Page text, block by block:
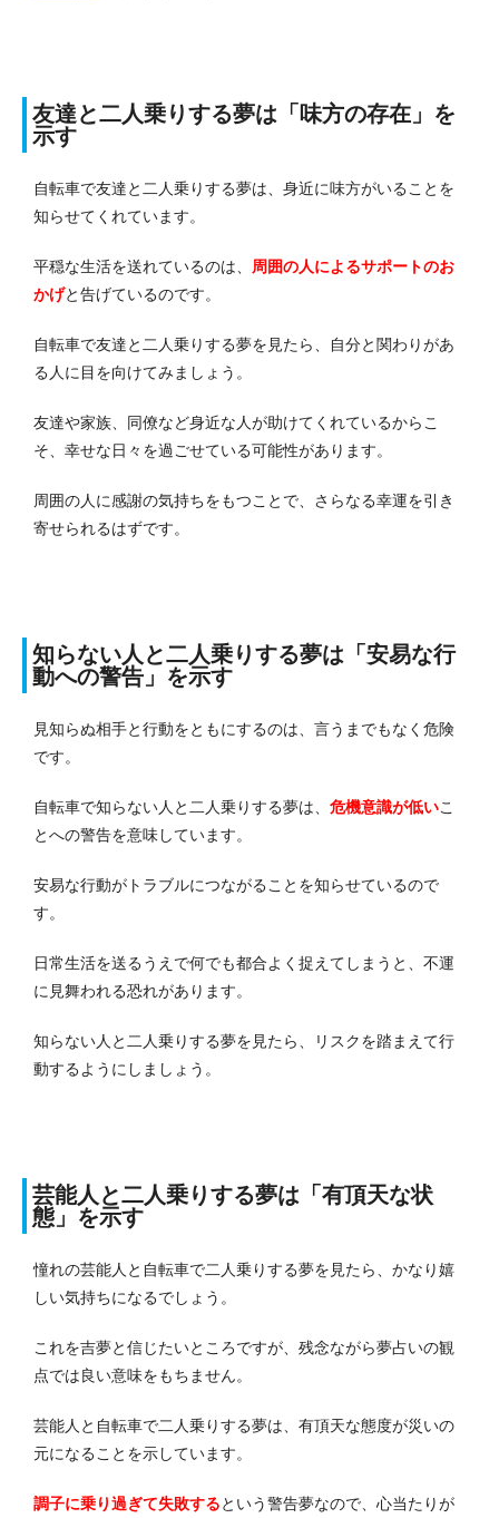
友達と二人乗りする夢は「味方の存在」を
示す
自転車で友達と二人乗りする夢は、身近に味方がいることを
知らせてくれています。
平穏な生活を送れているのは、 周囲の人によるサポートのお
かげと告げているのです。
自転車で友達と二人乗りする夢を見たら、自分と関わりがあ
る人に目を向けてみましょう。
友達や家族、同僚など身近な人が助けてくれているからこ
そ、幸せな日々を過ごせている可能性があります。
周囲の人に感謝の気持ちをもつことで、さらなる幸運を引き
寄せられるはずです。
知らない人と二人乗りする夢は「安易な行
動への警告」を示す
見知らぬ相手と行動をともにするのは、言うまでもなく危険
です。
自転車で知らない人と二人乗りする夢は、 危機意識が低いこ
とへの警告を意味しています。
安易な行動がトラブルにつながることを知らせているので
す。
日常生活を送るうえで何でも都合よく捉えてしまうと、不運
に見舞われる恐れがあります。
知らない人と二人乗りする夢を見たら、リスクを踏まえて行
動するようにしましょう。
芸能人と二人乗りする夢は「有頂天な状
態」を示す
憧れの芸能人と自転車で二人乗りする夢を見たら、かなり嬉
しい気持ちになるでしょう。
これを吉夢と信じたいところですが、残念ながら夢占いの観
点では良い意味をもちません。
芸能人と自転車で二人乗りする夢は、有頂天な態度が災いの
元になることを示しています。
調子に乗り過ぎて失敗するという警告夢なので、心当たりが